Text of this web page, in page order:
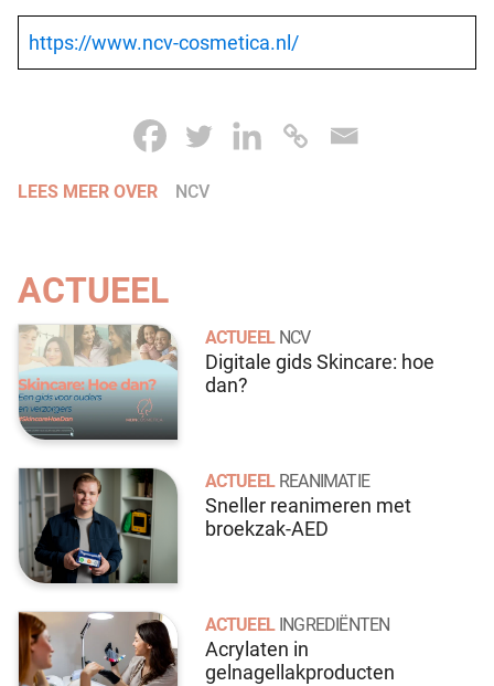
https://www.ncv-cosmetica.nl/
LEES MEER OVER NCV
ACTUEEL
ACTUEEL NCV
Digitale gids Skincare: hoe
dan?
ACTUEEL REANIMATIE
Sneller reanimeren met
broekzak-AED
ACTUEEL INGREDIËNTEN
Acrylaten in
gelnagellakproducten